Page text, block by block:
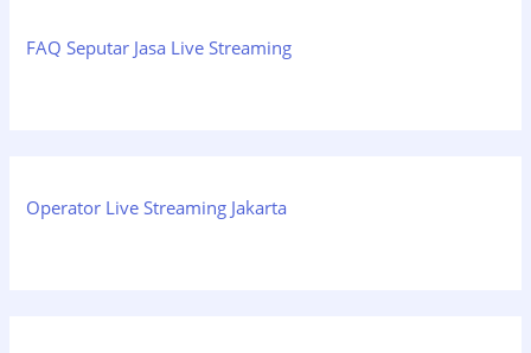
FAQ Seputar Jasa Live Streaming
Operator Live Streaming Jakarta